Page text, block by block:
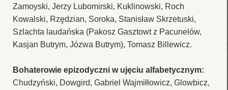
Zamoyski, Jerzy Lubomirski, Kuklinowski, Roch
Kowalski, Rzędzian, Soroka, Stanisław Skrzetuski,
Szlachta laudańska (Pakosz Gasztowt z Pacunelów,
Kasjan Butrym, Józwa Butrym), Tomasz Billewicz.
Bohaterowie epizodyczni w ujęciu alfabetycznym:
Chudzyński, Dowgird, Gabriel Wajmiłłowicz, Glowbicz,